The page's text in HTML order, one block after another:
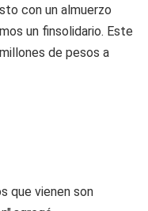
con un almuerzo
un finsolidario. Este
de pesos a
que vienen son